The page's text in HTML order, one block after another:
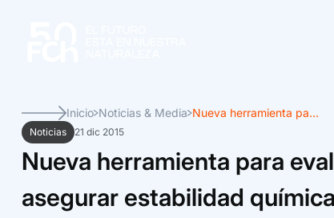
Inicio Noticias & Media Nueva herramienta pa...
Noticias 21 dic 2015
Nueva herramienta para
asegurar estabilidad